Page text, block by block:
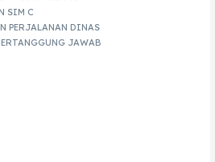
SIM C
PERJALANAN DINAS
JAWAB